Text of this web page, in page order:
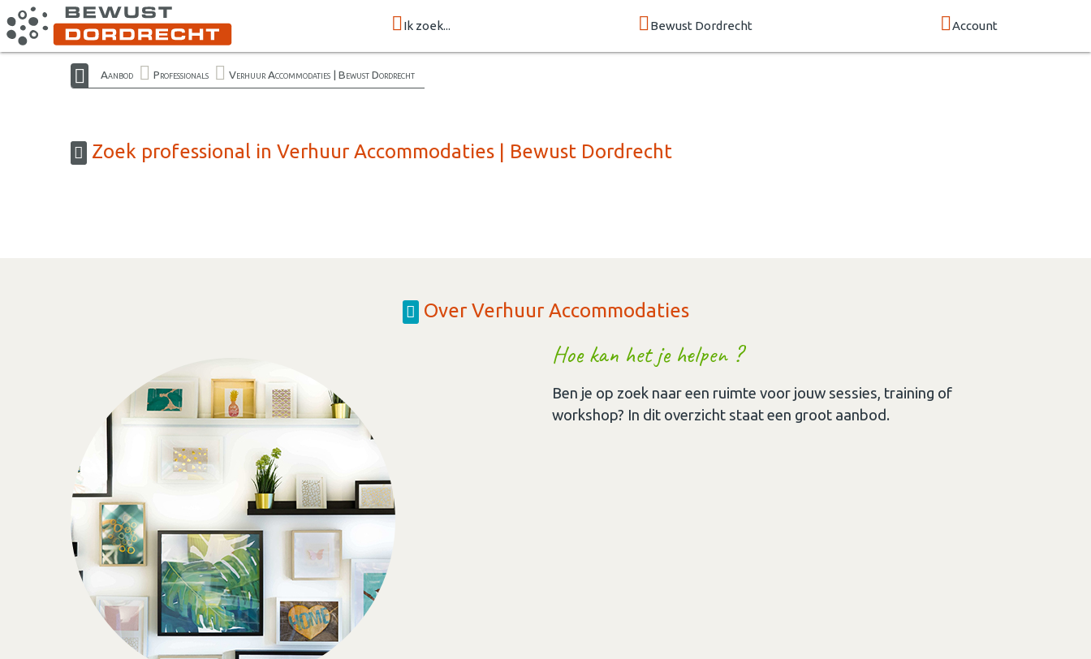
Ik zoek... Bewust Dordrecht Account
Aanbod Professionals Verhuur Accommodaties | Bewust Dordrecht
Zoek professional in Verhuur Accommodaties | Bewust Dordrecht
Over Verhuur Accommodaties
Hoe kan het je helpen ?
Ben je op zoek naar een ruimte voor jouw sessies, training of
workshop? In dit overzicht staat een groot aanbod.